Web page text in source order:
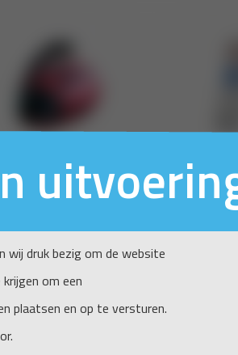
wij druk bezig om de website
om een
plaatsen en op te versturen.